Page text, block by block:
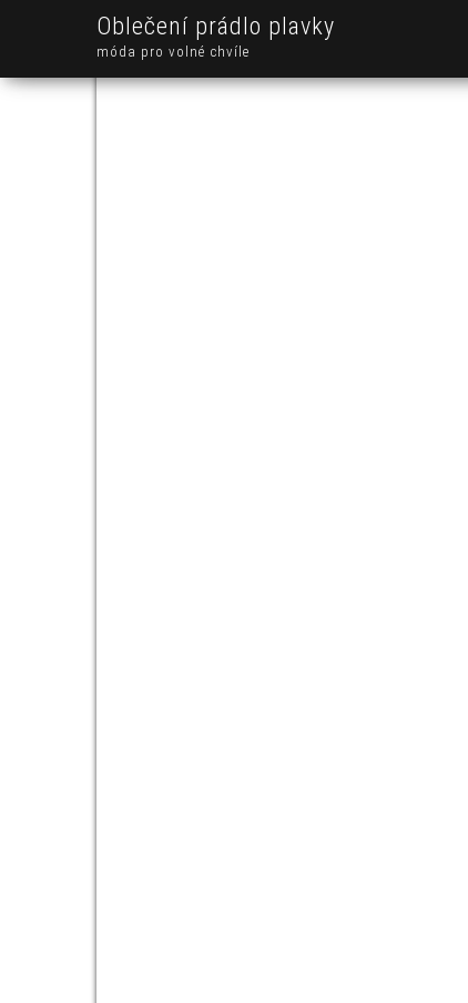
Oblečení prádlo plavky
móda pro volné chvíle